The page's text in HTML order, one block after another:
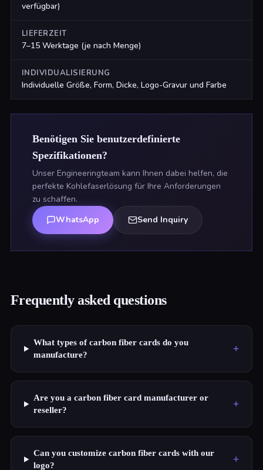
verfügbar)
LIEFERZEIT
7–15 Werktage (je nach Menge)
INDIVIDUALISIERUNG
Individuelle Größe, Form, Dicke, Logo-Gravur und Farbe
Benötigen Sie benutzerdefinierte
Spezifikationen?
Unser Engineeringteam kann Ihnen dabei helfen, die
perfekte Kohlefaserlösung für Ihre Anforderungen
zu schaffen.
WhatsApp
Send Inquiry
Frequently asked questions
What types of carbon fiber cards do you
manufacture?
+
Are you a carbon fiber card manufacturer or
reseller?
+
Can you customize carbon fiber cards with our
logo?
+